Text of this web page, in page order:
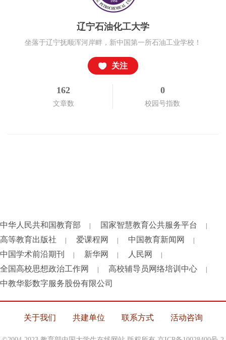
辽宁石油化工大学
坐落于辽宁抚顺浑河岸畔，新中国第一所石油工业学校！
关注
162
文章数
0
校园号指数
中华人民共和国教育部 国家智慧教育公共服务平台
高等教育出版社 爱课程网 中国教育新闻网
中国学术前沿期刊 新华网 人民网
全国高校思想政治工作网 高校辅导员网络培训中心
中教华影数字服务股份有限公司
关于我们 共建单位 联系方式 活动咨询